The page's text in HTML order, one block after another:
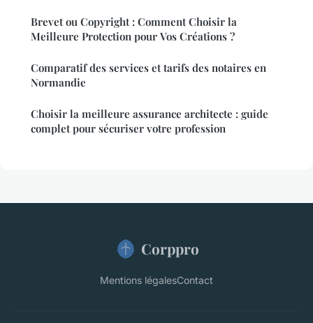
Brevet ou Copyright : Comment Choisir la
Meilleure Protection pour Vos Créations ?
Comparatif des services et tarifs des notaires en
Normandie
Choisir la meilleure assurance architecte : guide
complet pour sécuriser votre profession
Corppro
Mentions légalesContact